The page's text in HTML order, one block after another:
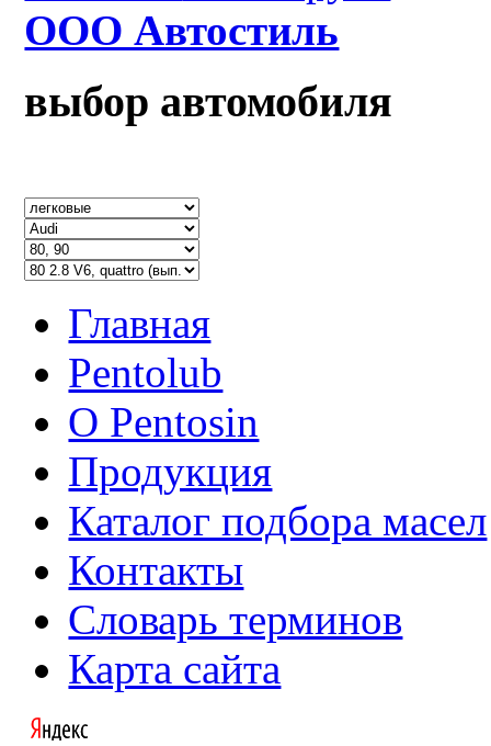
ООО Автостиль
выбор автомобиля
Главная
Pentolub
О Pentosin
Продукция
Каталог подбора масел
Контакты
Словарь терминов
Карта сайта